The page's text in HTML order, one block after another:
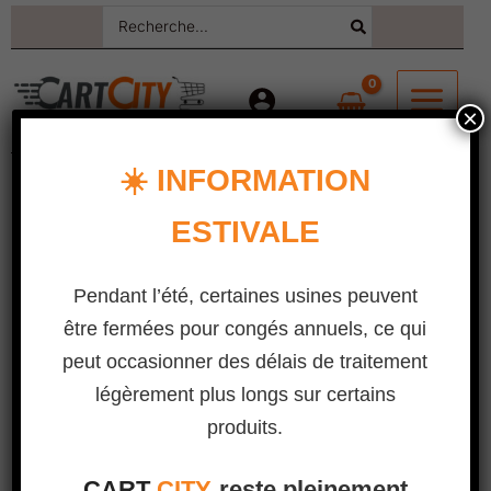
☀️ INFORMATION
ESTIVALE
Pendant l’été, certaines usines peuvent
être fermées pour congés annuels, ce qui
peut occasionner des délais de traitement
légèrement plus longs sur certains
produits.
×